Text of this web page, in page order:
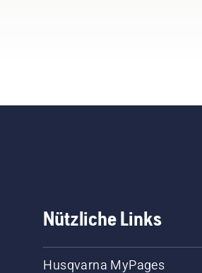
Nützliche Links
Husqvarna MyPages